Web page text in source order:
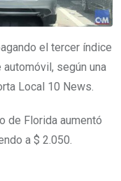
el tercer índice
según una
Local 10 News.
de Florida aumentó
a $ 2.050.